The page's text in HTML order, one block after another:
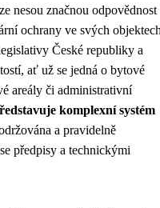
nesou značnou odpovědnost
ochrany ve svých
České republiky a
ať už se jedná o bytové
areály či administrativní
komplexní systém
a pravidelně
předpisy a technickými